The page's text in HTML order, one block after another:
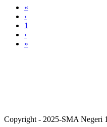
«
‹
1
›
»
Copyright - 2025-SMA Negeri